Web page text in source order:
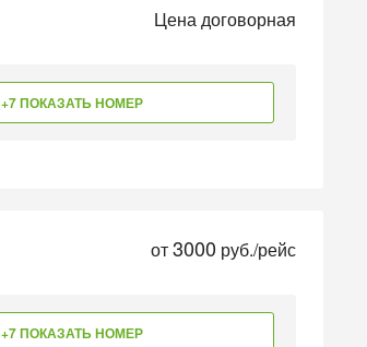
Цена договорная
+7 ПОКАЗАТЬ НОМЕР
от3000 руб./рейс
+7 ПОКАЗАТЬ НОМЕР